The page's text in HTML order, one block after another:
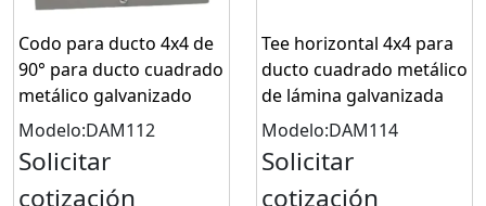
Codo para ducto 4x4 de
90° para ducto cuadrado
metálico galvanizado
Modelo:DAM112
Solicitar
cotización
Tee horizontal 4x4 para
ducto cuadrado metálico
de lámina galvanizada
Modelo:DAM114
Solicitar
cotización